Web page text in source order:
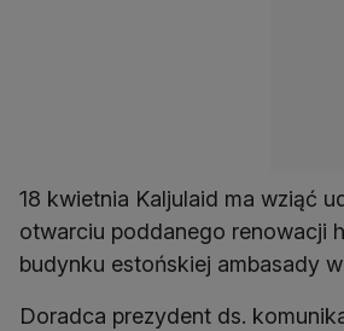
18 kwietnia Kaljulaid ma wziąć
otwarciu poddanego renowacji
budynku estońskiej ambasady
Doradca prezydent ds.